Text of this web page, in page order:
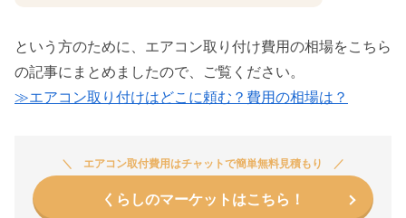
という方のために、エアコン取り付け費用の相場をこちら
の記事にまとめましたので、ご覧ください。
≫エアコン取り付けはどこに頼む？費用の相場は？
エアコン取付費用はチャットで簡単無料見積もり
くらしのマーケットはこちら！